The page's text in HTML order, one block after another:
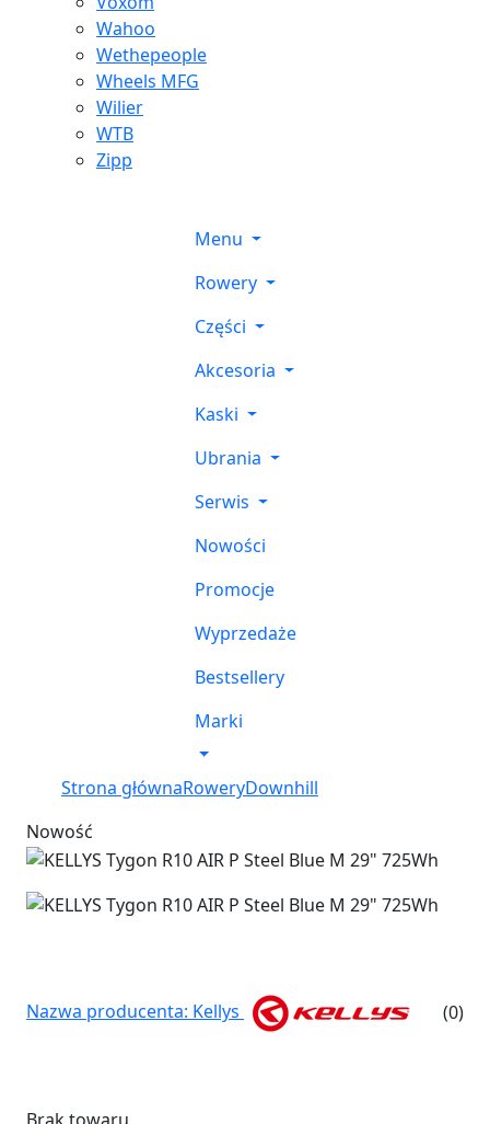
Wahoo
Wethepeople
Wheels MFG
Wilier
WTB
Zipp
Menu
Rowery
Części
Akcesoria
Kaski
Ubrania
Serwis
Nowości
Promocje
Wyprzedaże
Bestsellery
Marki
Strona głównaRoweryDownhill
Nowość
Nazwa producenta: Kellys (0)